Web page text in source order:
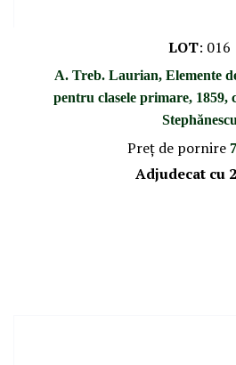
LOT: 016
A. Treb. Laurian, Elemente
pentru clasele primare, 1859,
Stephănescu
Preţ de pornire
Adjudecat cu